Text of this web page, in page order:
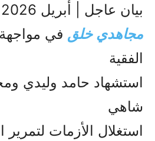
بيان عاجل | أبريل 2026 – تضحيات
مجاهدي خلق في
الفقیة
استشهاد حامد وليدي
شاهي
استغلال الأزمات لتمرير